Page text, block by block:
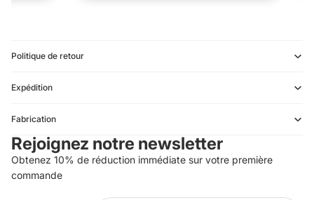
Politique de retour
Expédition
Fabrication
Rejoignez notre newsletter
Obtenez 10% de réduction immédiate sur votre première
commande
Terms of service